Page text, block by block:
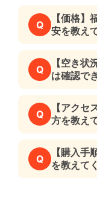
Q
【価格】
安を教え
Q
【空き
は確認で
Q
【アクセ
方を教え
Q
【購入
を教えて